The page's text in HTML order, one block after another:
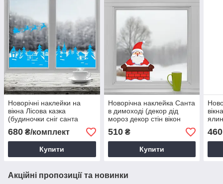
Новорічні наклейки на
вікна Лісова казка
(будиночки сніг санта
олені декор вітрин)
матова 800х490 мм
Блакитний
680 ₴/комплект
Купити
Новорічна наклейка Санта
в димоході (декор дід
мороз декор стін вікон
новий рік) глянсова
500х600 мм
510₴
Купити
мм
460
Акційні пропозиції та новинки